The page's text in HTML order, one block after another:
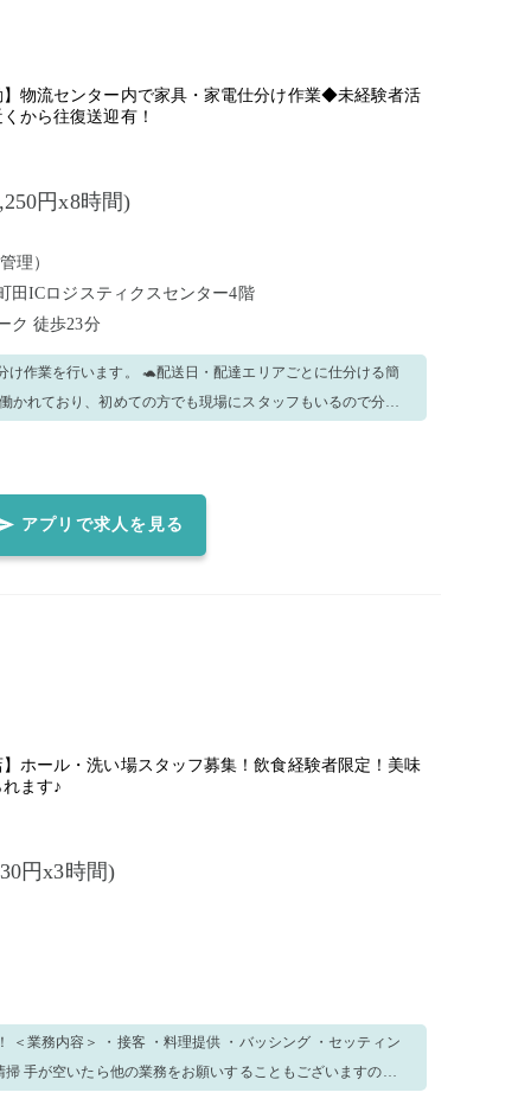
】物流センター内で家具・家電仕分け作業◆未経験者活
から往復送迎有！
円x8時間)
理）
田ICロジスティクスセンター4階
ク徒歩23分
け作業を行います。 🐢配送日・配達エリアごとに仕分ける簡
かれており、初めての方でも現場にスタッフもいるので分か
）お電話が無かった場合は無効と致します。 お電話をいただ
無
不可とさせて頂きます ・事前連絡がなく欠勤された場合は、
出来ない時間帯もございます。） 【締め切り】前日21:00まで
みの募集とさせていただきます。
お仕事がございます＊。 複数日、勤務してい
もご応募ください♪ *―*―*―*―*―*―*―*―*―*―*―*―*
アプリで求人を見る
ホール・洗い場スタッフ募集！飲食経験者限定！美味
ます♪
円x3時間)
すので